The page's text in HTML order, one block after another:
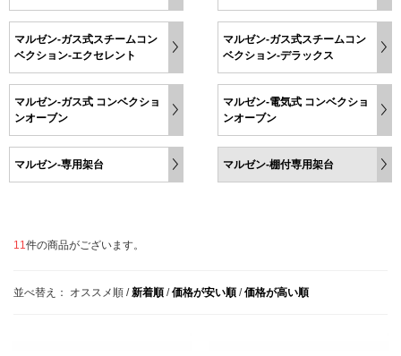
マルゼン-ガス式スチームコン
ベクション-エクセレント
マルゼン-ガス式スチームコン
ベクション-デラックス
マルゼン-ガス式 コンベクショ
ンオーブン
マルゼン-電気式 コンベクショ
ンオーブン
マルゼン-専用架台 マルゼン-棚付専用架台
11 件の商品がございます。
並べ替え： オススメ順 /新着順 /価格が安い順 /価格が高い順